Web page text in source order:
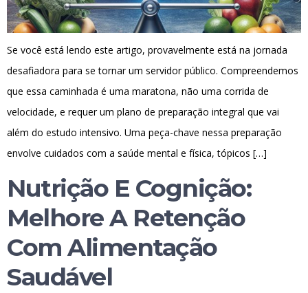
Se você está lendo este artigo, provavelmente está na jornada
desafiadora para se tornar um servidor público. Compreendemos
que essa caminhada é uma maratona, não uma corrida de
velocidade, e requer um plano de preparação integral que vai
além do estudo intensivo. Uma peça-chave nessa preparação
envolve cuidados com a saúde mental e física, tópicos […]
Nutrição E Cognição:
Melhore A Retenção
Com Alimentação
Saudável